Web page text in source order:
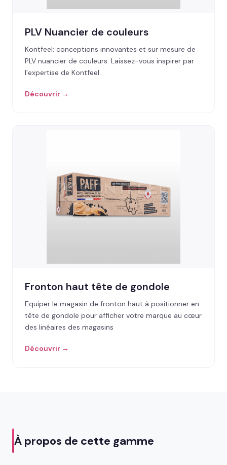
PLV Nuancier de couleurs
Kontfeel: conceptions innovantes et sur mesure de
PLV nuancier de couleurs. Laissez-vous inspirer par
l’expertise de Kontfeel.
Découvrir →
Fronton haut tête de gondole
Equiper le magasin de fronton haut à positionner en
tête de gondole pour afficher votre marque au cœur
des linéaires des magasins
Découvrir →
À propos de cette gamme